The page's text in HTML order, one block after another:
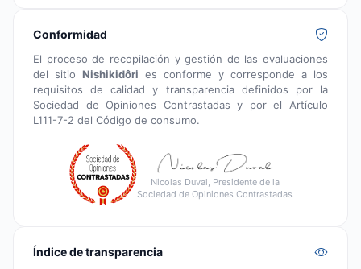
Conformidad
El proceso de recopilación y gestión de las evaluaciones
del sitio Nishikidôri es conforme y corresponde a los
requisitos de calidad y transparencia definidos por la
Sociedad de Opiniones Contrastadas y por el Artículo
L111-7-2 del Código de consumo.
Nicolas Duval, Presidente de la
Sociedad de Opiniones Contrastadas
Índice de transparencia